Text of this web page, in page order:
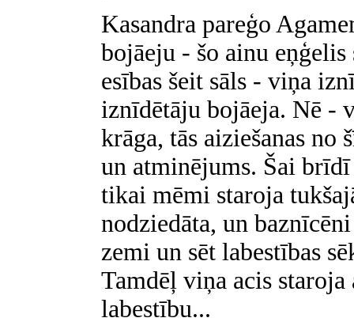
Kasandra pareģo
bojāeju - šo ainu
esības šeit sāls - viņa
iznīdētāju bojāeja. Nē -
krāga, tās aiziešanas
un atminējums. Šai
tikai mēmi staroja
nodziedāta, un
zemi un sēt labestības
Tamdēļ viņa acis
labestību...